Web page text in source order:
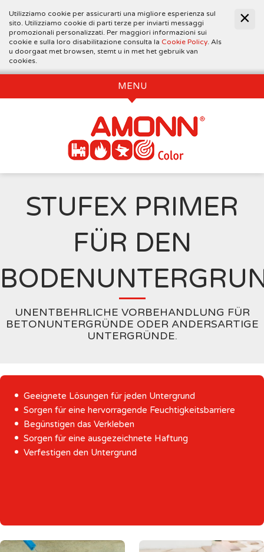
Utilizziamo cookie per assicurarti una migliore esperienza sul
sito. Utilizziamo cookie di parti terze per inviarti messaggi
promozionali personalizzati. Per maggiori informazioni sui
cookie e sulla loro disabilitazione consulta la Cookie Policy. Als
u doorgaat met browsen, stemt u in met het gebruik van
cookies.
MENU
STUFEX PRIMER
FÜR DEN
UNENTBEHRLICHE VORBEHANDLUNG FÜR
BETONUNTERGRÜNDE ODER ANDERSARTIGE
UNTERGRÜNDE.
Geeignete Lösungen für jeden Untergrund
Sorgen für eine hervorragende Feuchtigkeitsbarriere
Begünstigen das Verkleben
Sorgen für eine ausgezeichnete Haftung
Verfestigen den Untergrund